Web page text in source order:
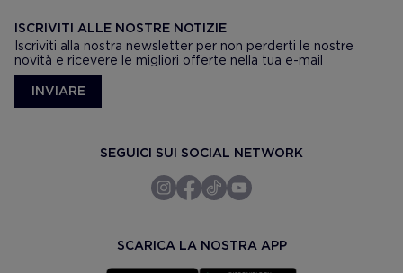
ISCRIVITI ALLE NOSTRE NOTIZIE
Iscriviti alla nostra newsletter per non perderti le nostre
novità e ricevere le migliori offerte nella tua e-mail
INVIARE
SEGUICI SUI SOCIAL NETWORK
SCARICA LA NOSTRA APP